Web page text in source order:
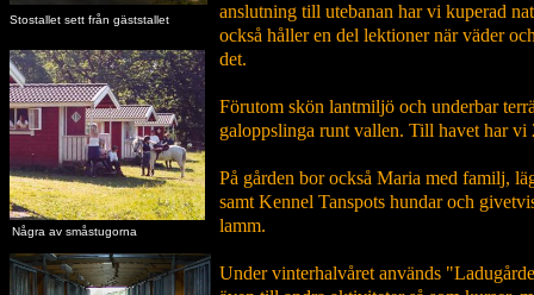
anslutning till utebanan har vi kuperad
också håller en del lektioner när väder
det.
Förutom skön lantmiljö och underbar
galoppslinga runt vallen. Till havet har
På gården bor också Maria med familj,
samt Kennel Tanspots hundar och
lamm.
Under vinterhalvåret används
Stostallet sett från gäststallet
Några av småstugorna